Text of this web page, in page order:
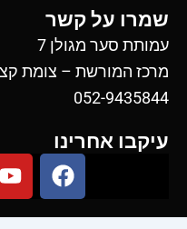
שמרו על קשר
עמותת סער מגולן 7
מרכז המורשת – צומת
052-9435844
עיקבו אחרינו
F
a
c
Y
o